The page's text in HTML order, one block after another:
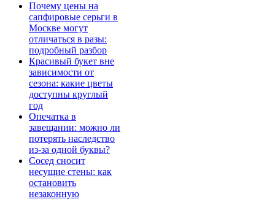
Почему цены на
сапфировые серьги в
Москве могут
отличаться в разы:
подробный разбор
Красивый букет вне
зависимости от
сезона: какие цветы
доступны круглый
год
Опечатка в
завещании: можно ли
потерять наследство
из-за одной буквы?
Сосед сносит
несущие стены: как
остановить
незаконную